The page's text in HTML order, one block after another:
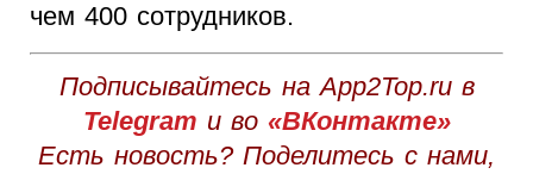
чем 400 сотрудников.
Подписывайтесь на App2Top.ru в
Telegram и во «ВКонтакте»
Есть новость? Поделитесь с нами,